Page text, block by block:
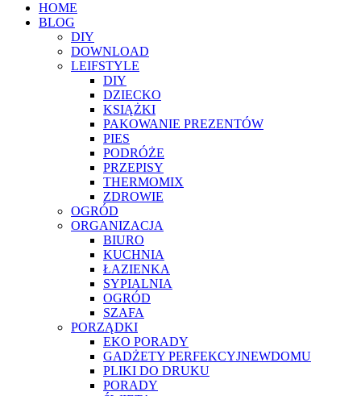
HOME
BLOG
DIY
DOWNLOAD
LEIFSTYLE
DIY
DZIECKO
KSIĄŻKI
PAKOWANIE PREZENTÓW
PIES
PODRÓŻE
PRZEPISY
THERMOMIX
ZDROWIE
OGRÓD
ORGANIZACJA
BIURO
KUCHNIA
ŁAZIENKA
SYPIALNIA
OGRÓD
SZAFA
PORZĄDKI
EKO PORADY
GADŻETY PERFEKCYJNEWDOMU
PLIKI DO DRUKU
PORADY